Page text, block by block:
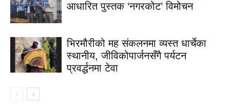
आधारित पुस्तक ‘नगरकोट’ विमोचन
भिरमौरीको मह संकलनमा व्यस्त धार्चेका
स्थानीय, जीविकोपार्जनसँगै पर्यटन
प्रवर्द्धनमा टेवा